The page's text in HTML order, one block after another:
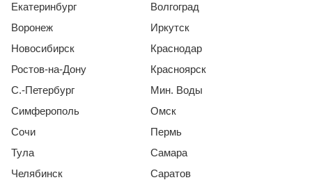
Екатеринбург
Воронеж
Новосибирск
Ростов-на-Дону
С.-Петербург
Симферополь
Сочи
Тула
Челябинск
Волгоград
Иркутск
Краснодар
Красноярск
Мин. Воды
Омск
Пермь
Самара
Саратов